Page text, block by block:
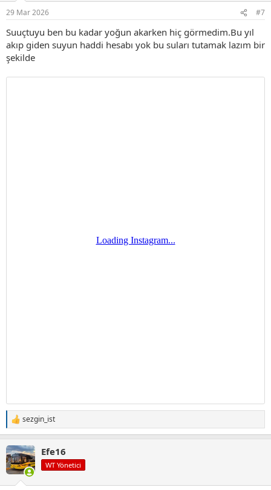
:
29 Mar 2026 #7
Suuçtuyu ben bu kadar yoğun akarken hiç görmedim.Bu yıl
akıp giden suyun haddi hesabı yok bu suları tutamak lazım bir
şekilde
T
e
k
i
l
sezgin_ist
Efe16
WT Yönetici